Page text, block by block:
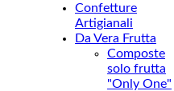
Confetture
Artigianali
Da Vera Frutta
Composte
solo frutta
"Only One"